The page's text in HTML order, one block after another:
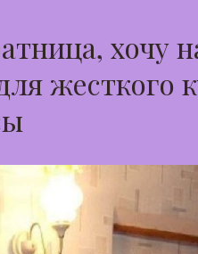
хочу
жесткого